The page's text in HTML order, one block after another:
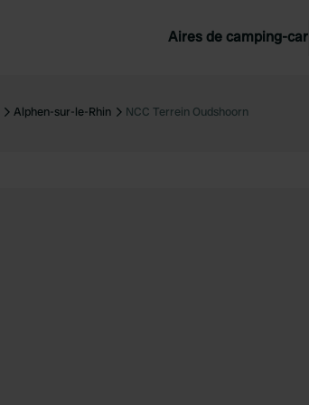
Aires de camping-car
France
Alphen-sur-le-Rhin NCC Terrein Oudshoorn